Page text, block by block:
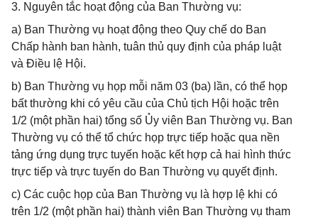
3. Nguyên tắc hoạt động của Ban Thường vụ:
a) Ban Thường vụ hoạt động theo Quy chế do Ban
Chấp hành ban hành, tuân thủ quy định của pháp luật
và Điều lệ Hội.
b) Ban Thường vụ họp mỗi năm 03 (ba) lần, có thể họp
bất thường khi có yêu cầu của Chủ tịch Hội hoặc trên
1/2 (một phần hai) tổng số Ủy viên Ban Thường vụ. Ban
Thường vụ có thể tổ chức họp trực tiếp hoặc qua nền
tảng ứng dụng trực tuyến hoặc kết hợp cả hai hình thức
trực tiếp và trực tuyến do Ban Thường vụ quyết định.
c) Các cuộc họp của Ban Thường vụ là hợp lệ khi có
trên 1/2 (một phần hai) thành viên Ban Thường vụ tham